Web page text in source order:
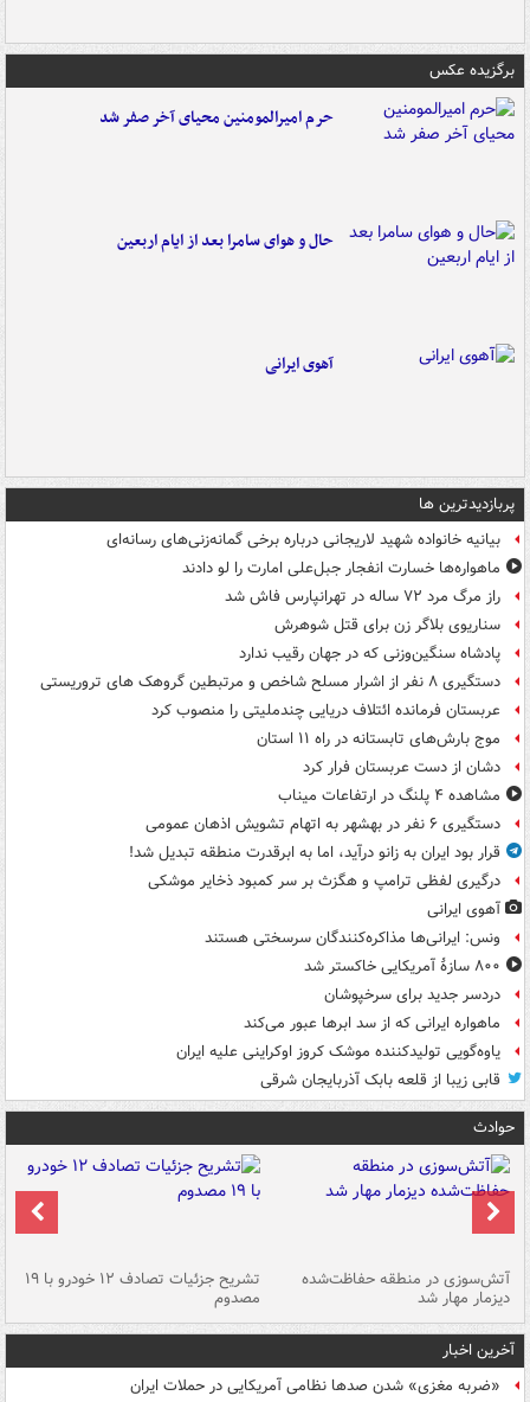
برگزیده عکس
حرم امیرالمومنین محیای آخر صفر شد
حال و هوای سامرا بعد از ایام اربعین
آهوی ایرانی
پربازدیدترین ها
بیانیه خانواده شهید لاریجانی درباره برخی گمانه‌زنی‌های رسانه‌ای
ماهواره‌ها خسارت انفجار جبل‌علی امارت را لو دادند
راز مرگ مرد ۷۲ ساله در تهرانپارس فاش شد
سناریوی بلاگر زن برای قتل شوهرش
پادشاه سنگین‌وزنی که در جهان رقیب ندارد
دستگیری ۸ نفر از اشرار مسلح شاخص و مرتبطین گروهک های تروریستی
عربستان فرمانده ائتلاف دریایی چندملیتی را منصوب کرد
موج بارش‌های تابستانه در راه ۱۱ استان
دشان از دست عربستان فرار کرد
مشاهده ۴ پلنگ در ارتفاعات میناب
دستگیری ۶ نفر در بهشهر به اتهام تشویش اذهان عمومی
قرار بود ایران به زانو درآید، اما به ابرقدرت منطقه تبدیل شد!
درگیری لفظی ترامپ و هگزث بر سر کمبود ذخایر موشکی
آهوی ایرانی
ونس: ایرانی‌ها مذاکره‌کنندگان سرسختی هستند
۸۰۰ سازۀ آمریکایی خاکستر شد
دردسر جدید برای سرخپوشان
ماهواره ایرانی که از سد ابرها عبور می‌کند
یاوه‌گویی تولیدکننده موشک کروز اوکراینی علیه ایران
قابی زیبا از قلعه بابک آذربایجان شرقی
حوادث
آتش‌سوزی در منطقه حفاظت‌شده
دیزمار مهار شد
تشریح جزئیات تصادف ۱۲ خودرو با ۱۹
مصدوم
آخرین اخبار
«ضربه مغزی» شدن صدها نظامی آمریکایی در حملات ایران